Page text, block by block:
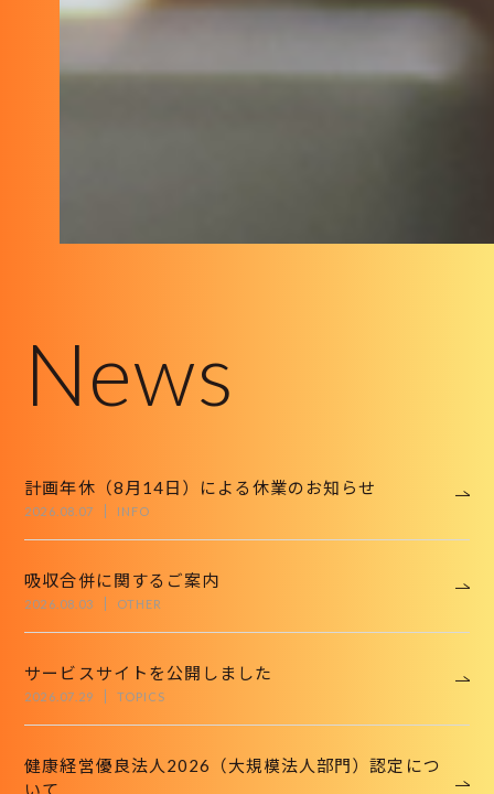
News
計画年休（8月14日）による休業のお知らせ
2026.08.07 INFO
吸収合併に関するご案内
2026.08.03 OTHER
サービスサイトを公開しました
2026.07.29 TOPICS
健康経営優良法人2026（大規模法人部門）認定につ
いて